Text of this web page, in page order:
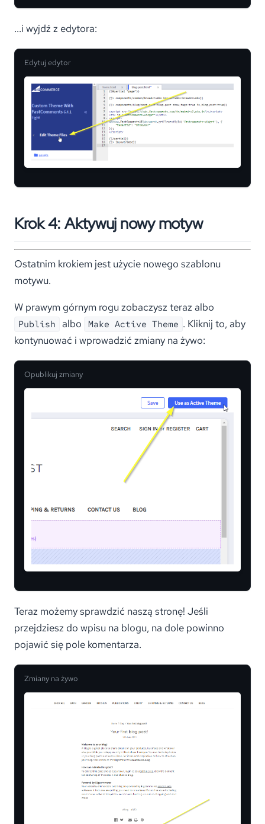
...i wyjdź z edytora:
Edytuj edytor
Krok 4: Aktywuj nowy motyw
Ostatnim krokiem jest użycie nowego szablonu
motywu.
W prawym górnym rogu zobaczysz teraz albo
Publish albo Make Active Theme . Kliknij to, aby
kontynuować i wprowadzić zmiany na żywo:
Opublikuj zmiany
Teraz możemy sprawdzić naszą stronę! Jeśli
przejdziesz do wpisu na blogu, na dole powinno
pojawić się pole komentarza.
Zmiany na żywo